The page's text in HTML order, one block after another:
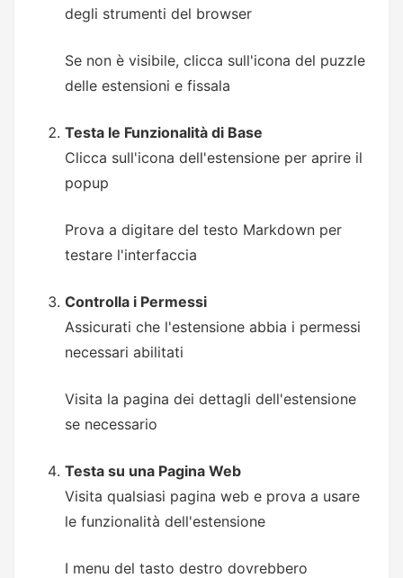
degli strumenti del browser
Se non è visibile, clicca sull'icona del puzzle
delle estensioni e fissala
Testa le Funzionalità di Base
Clicca sull'icona dell'estensione per aprire il
popup
Prova a digitare del testo Markdown per
testare l'interfaccia
Controlla i Permessi
Assicurati che l'estensione abbia i permessi
necessari abilitati
Visita la pagina dei dettagli dell'estensione
se necessario
Testa su una Pagina Web
Visita qualsiasi pagina web e prova a usare
le funzionalità dell'estensione
I menu del tasto destro dovrebbero